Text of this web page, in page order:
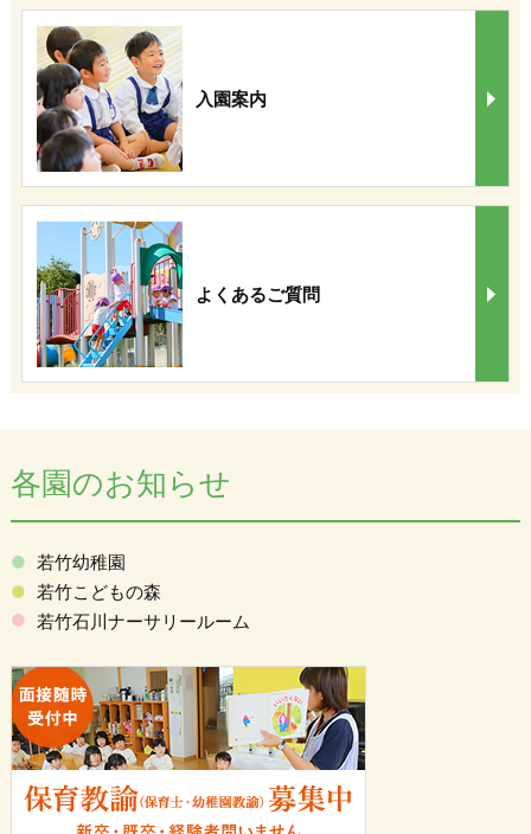
入園案内
よくあるご質問
各園のお知らせ
若竹幼稚園
若竹こどもの森
若竹石川ナーサリールーム